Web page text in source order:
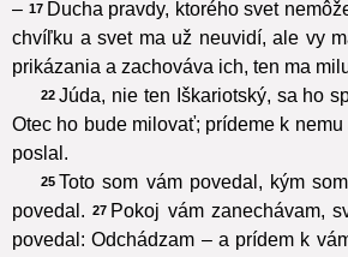
– 17 Ducha pravdy, ktorého svet
chvíľku a svet ma už neuvidí, ale vy
prikázania a zachováva ich, ten ma
22 Júda, nie ten Iškariotský, sa ho
Otec ho bude milovať; prídeme k
poslal.
25 Toto som vám povedal, kým
povedal. 27 Pokoj vám zanechávam,
povedal: Odchádzam – a prídem k